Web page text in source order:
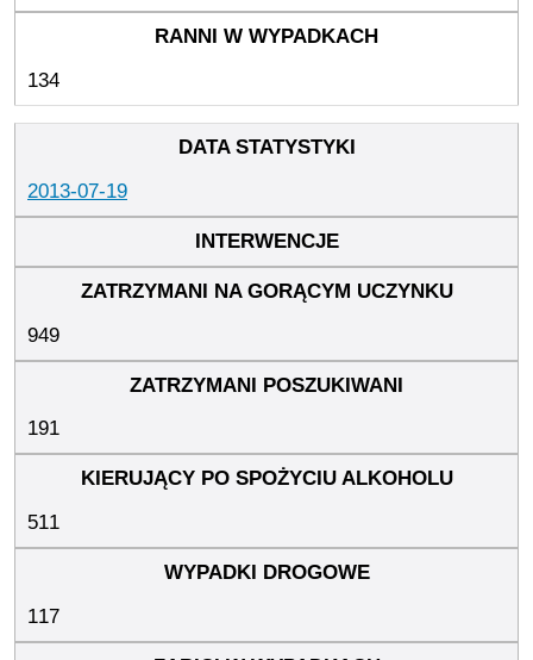
134
2013-07-19
949
191
511
117